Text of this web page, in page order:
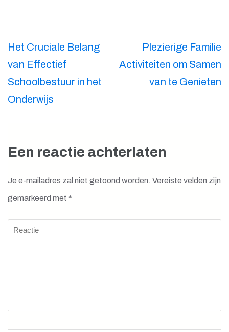
Berichtnavigatie
Het Cruciale Belang
van Effectief
Schoolbestuur in het
Onderwijs
Plezierige Familie
Activiteiten om Samen
van te Genieten
Een reactie achterlaten
Je e-mailadres zal niet getoond worden. Vereiste velden zijn
gemarkeerd met *
Reactie